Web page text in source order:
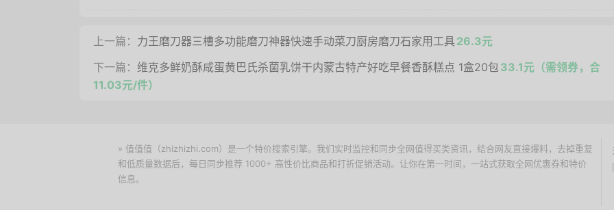
上一篇： 力王磨刀器三槽多功能磨刀神器快速手动菜刀厨房磨刀石家用工具 26.3元
下一篇： 维克多鲜奶酥咸蛋黄巴氏杀菌乳饼干内蒙古特产好吃早餐香酥糕点 1盒20包33.1元（需领券，合
11.03元/件）
» 值值值（zhizhizhi.com）是一个特价搜索引擎。我们实时监控和同步全网值得买类资讯，结合网友直接爆料，去掉重复
和低质量数据后，每日同步推荐 1000+ 高性价比商品和打折促销活动。让你在第一时间，一站式获取全网优惠券和特价
信息。